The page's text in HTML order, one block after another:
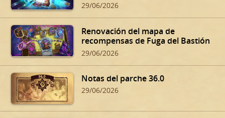
29/06/2026
Renovación del mapa de
recompensas de Fuga del Bastión
Violeta
29/06/2026
Notas del parche 36.0
29/06/2026